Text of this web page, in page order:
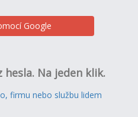
Google
hesla. Na jeden klik.
firmu nebo službu lidem